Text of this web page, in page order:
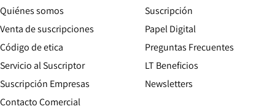
Quiénes somos
Venta de suscripciones
Código de etica Opens in new window
Servicio al Suscriptor
Suscripción Empresas
Contacto Comercial
Suscripción
Papel Digital
Preguntas Frecuentes
LT Beneficios
Newsletters